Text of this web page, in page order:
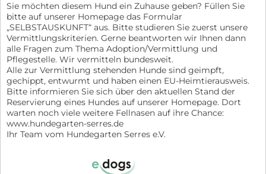
Sie möchten diesem Hund ein Zuhause geben? Füllen Sie
bitte auf unserer Homepage das Formular
„SELBSTAUSKUNFT“ aus. Bitte studieren Sie zuerst unsere
Vermittlungskriterien. Gerne beantworten wir Ihnen dann
alle Fragen zum Thema Adoption/Vermittlung und
Pflegestelle. Wir vermitteln bundesweit.
Alle zur Vermittlung stehenden Hunde sind geimpft,
gechippt, entwurmt und haben einen EU-Heimtierausweis.
Bitte informieren Sie sich über den aktuellen Stand der
Reservierung eines Hundes auf unserer Homepage. Dort
warten noch viele weitere Fellnasen auf ihre Chance:
www.hundegarten-serres.de
Ihr Team vom Hundegarten Serres e.V.